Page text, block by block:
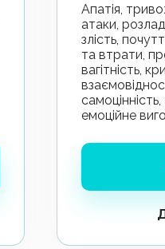
апатія, тривожність, страхи, фобії, панічні
атаки,
злість,
та втрати,
вагітність,
емоційне